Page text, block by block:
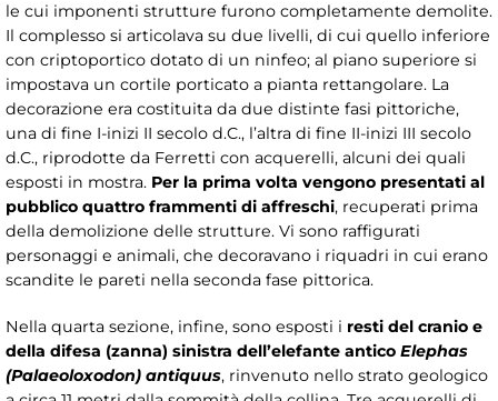
le cui imponenti strutture furono completamente demolite.
Il complesso si articolava su due livelli, di cui quello inferiore
con criptoportico dotato di un ninfeo; al piano superiore si
impostava un cortile porticato a pianta rettangolare. La
decorazione era costituita da due distinte fasi pittoriche,
una di fine I-inizi II secolo d.C., l’altra di fine II-inizi III secolo
d.C., riprodotte da Ferretti con acquerelli, alcuni dei quali
esposti in mostra. Per la prima volta vengono presentati al
pubblico quattro frammenti di affreschi, recuperati prima
della demolizione delle strutture. Vi sono raffigurati
personaggi e animali, che decoravano i riquadri in cui erano
scandite le pareti nella seconda fase pittorica.
Nella quarta sezione, infine, sono esposti i resti del cranio e
della difesa (zanna) sinistra dell’elefante antico Elephas
(Palaeoloxodon) antiquus, rinvenuto nello strato geologico